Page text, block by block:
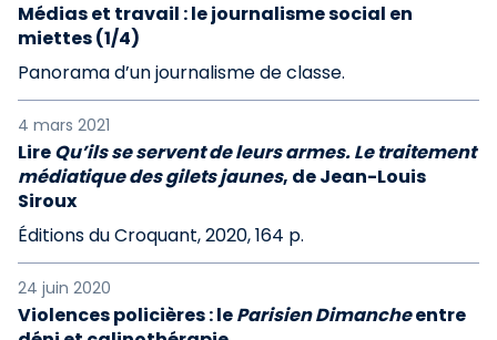
Médias et travail : le journalisme social en
miettes (1/4)
Panorama d’un journalisme de classe.
4 mars 2021
LireQu’ils se servent de leurs armes. Le traitement
médiatique des gilets jaunes, de Jean-Louis
Siroux
Éditions du Croquant, 2020, 164 p.
24 juin 2020
Violences policières : leParisien Dimancheentre